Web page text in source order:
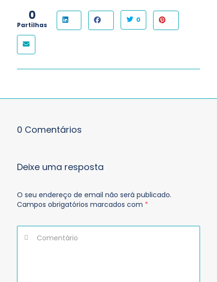
0
Partilhas
0
0 Comentários
Deixe uma resposta
O seu endereço de email não será publicado.
Campos obrigatórios marcados com *